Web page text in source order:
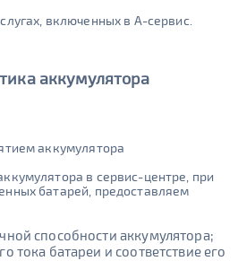
включенных в А-сервис.
аккумулятора
аккумулятора
в сервис-центре, при
батарей, предоставляем
способности аккумулятора;
тока батареи и соответствие его